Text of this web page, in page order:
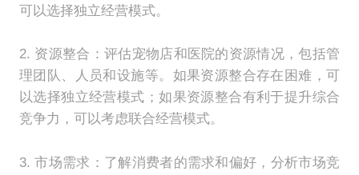
可以选择独立经营模式。
2. 资源整合：评估宠物店和医院的资源情况，包括管
理团队、人员和设施等。如果资源整合存在困难，可
以选择独立经营模式；如果资源整合有利于提升综合
竞争力，可以考虑联合经营模式。
3. 市场需求：了解消费者的需求和偏好，分析市场竞